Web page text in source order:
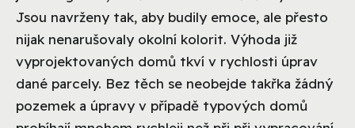
Jsou navrženy tak, aby budily emoce, ale přesto
nijak nenarušovaly okolní kolorit. Výhoda již
vyprojektovaných domů tkví v rychlosti úprav
dané parcely. Bez těch se neobejde takřka žádný
pozemek a úpravy v případě typových domů